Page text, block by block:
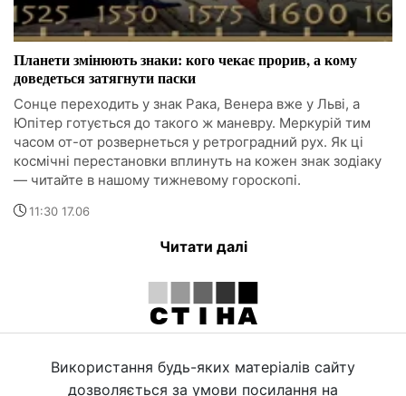
Планети змінюють знаки: кого чекає прорив, а кому
доведеться затягнути паски
Сонце переходить у знак Рака, Венера вже у Льві, а
Юпітер готується до такого ж маневру. Меркурій тим
часом от-от розвернеться у ретроградний рух. Як ці
космічні перестановки вплинуть на кожен знак зодіаку
— читайте в нашому тижневому гороскопі.
11:30 17.06
Читати далі
Використання будь-яких матеріалів сайту
дозволяється за умови посилання на